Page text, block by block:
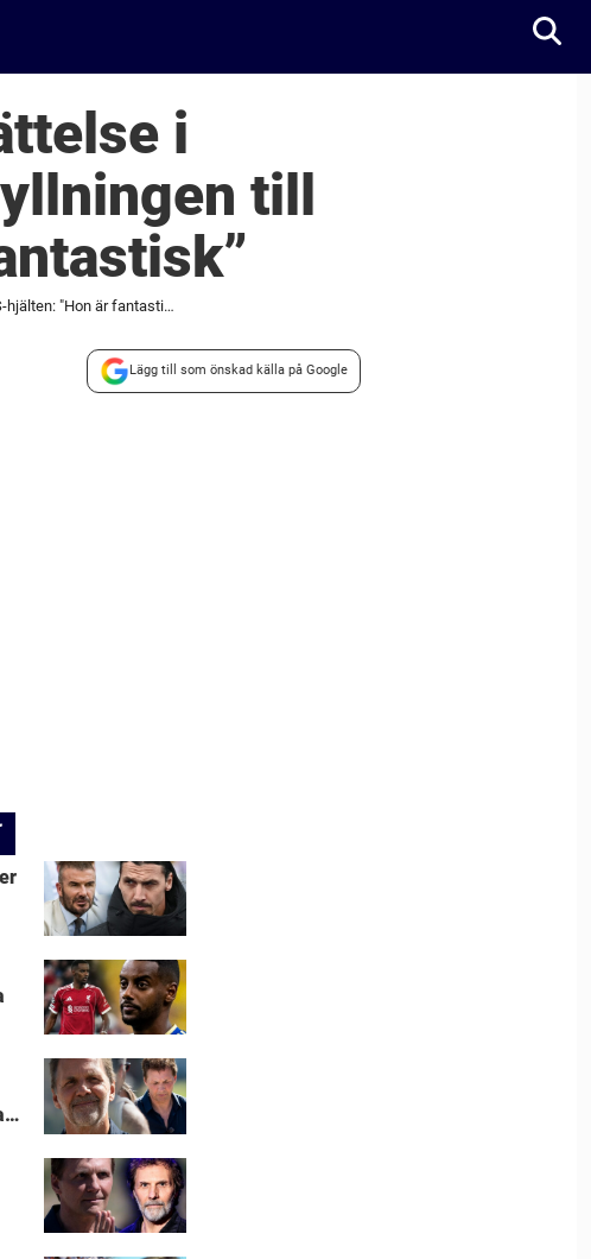
i
till
Emma Johanssons stora upprättelse i Mästarnas mästare – vackra hyllningen till svenska OS-hjälten: "Hon är fantastisk"
Lägg till som önskad källa på Google